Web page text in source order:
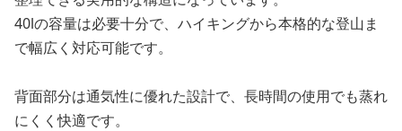
40lの容量は必要十分で、ハイキングから本格的な登山ま
で幅広く対応可能です。
背面部分は通気性に優れた設計で、長時間の使用でも蒸れ
にくく快適です。